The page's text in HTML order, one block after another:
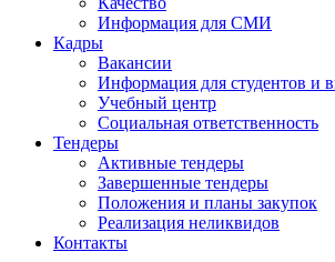
Информация для СМИ
Кадры
Вакансии
Информация для студентов и
Учебный центр
Социальная ответственность
Тендеры
Активные тендеры
Завершенные тендеры
Положения и планы закупок
Реализация неликвидов
Контакты